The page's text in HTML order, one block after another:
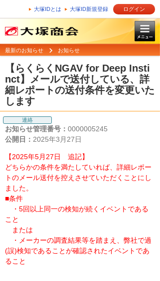
大塚IDとは 大塚ID新規登録 ログイン
最新のお知らせ お知らせ
【らくらくNGAV for Deep Insti
nct】メールで送付している、詳
細レポートの送付条件を変更いた
します
連絡
お知らせ管理番号： 0000005245
公開日： 2025年3月27日
【2025年5月27日 追記】
どちらかの条件を満たしていれば、詳細レポー
トのメール送付を控えさせていただくことにし
ました。
■条件
・5回以上同一の検知が続くイベントである
こと
または
・メーカーの調査結果等を踏まえ、弊社で過
(誤)検知であることが確認されたイベントであ
ること